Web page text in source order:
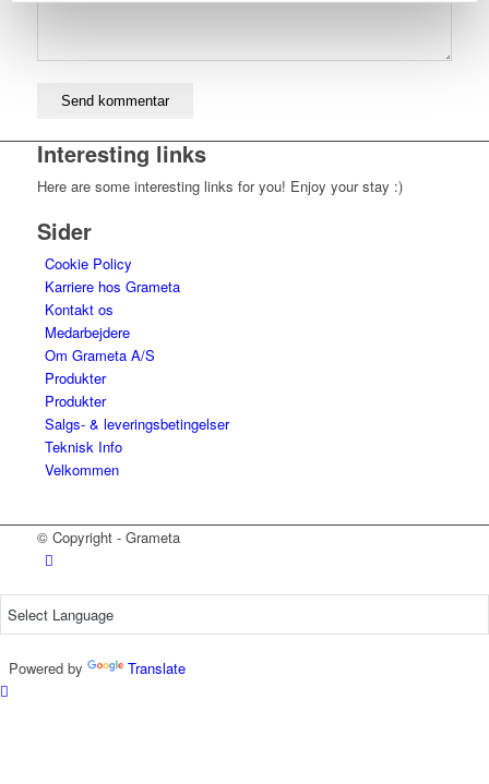
Interesting links
Here are some interesting links for you! Enjoy your stay :)
Sider
Cookie Policy
Karriere hos Grameta
Kontakt os
Medarbejdere
Om Grameta A/S
Produkter
Produkter
Salgs- & leveringsbetingelser
Teknisk Info
Velkommen
© Copyright - Grameta
Powered by Translate